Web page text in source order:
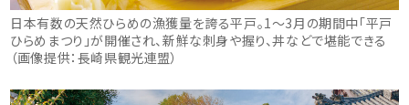
日本有数の天然ひらめの漁獲量を誇る平戸。1～3月の期間中「平戸
ひらめまつり」が開催され、新鮮な刺身や握り、丼などで堪能できる
（画像提供：長崎県観光連盟）